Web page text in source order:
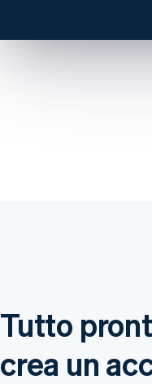
Tutto
crea un